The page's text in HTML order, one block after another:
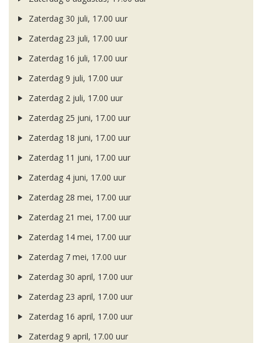
Zaterdag 30 juli, 17.00 uur
Zaterdag 23 juli, 17.00 uur
Zaterdag 16 juli, 17.00 uur
Zaterdag 9 juli, 17.00 uur
Zaterdag 2 juli, 17.00 uur
Zaterdag 25 juni, 17.00 uur
Zaterdag 18 juni, 17.00 uur
Zaterdag 11 juni, 17.00 uur
Zaterdag 4 juni, 17.00 uur
Zaterdag 28 mei, 17.00 uur
Zaterdag 21 mei, 17.00 uur
Zaterdag 14 mei, 17.00 uur
Zaterdag 7 mei, 17.00 uur
Zaterdag 30 april, 17.00 uur
Zaterdag 23 april, 17.00 uur
Zaterdag 16 april, 17.00 uur
Zaterdag 9 april, 17.00 uur